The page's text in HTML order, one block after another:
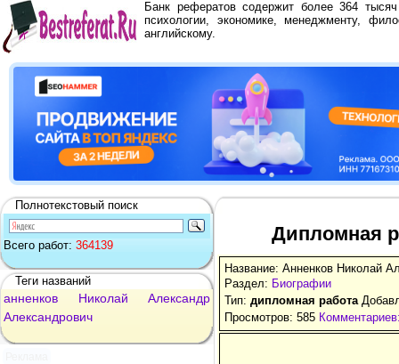
Банк рефератов содержит более 364
психологии, экономике, менеджменту,
английскому.
Полнотекстовый поиск
Всего работ: 364139
Теги названий
анненков Николай
Александр
Александрович
Дипломная
Название: Анненков Николай
Раздел: Биографии
Тип: дипломная работа
Просмотров: 585